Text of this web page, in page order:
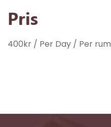
Pris
400kr / Per Day / Per rum